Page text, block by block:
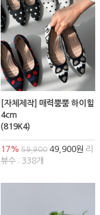
[자체제작] 매력뿜뿜 하이힐
4cm
(819K4)
17% 59,90049,900원 리
뷰수 : 338개